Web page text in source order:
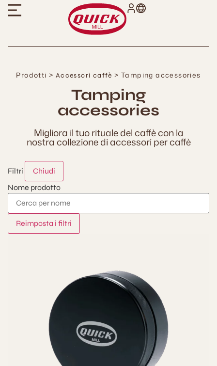
Prodotti > Accessori caffè > Tamping accessories
Tamping
accessories
Migliora il tuo rituale del caffè con la
nostra collezione di accessori per caffè
Filtri
Chiudi
Nome prodotto
Reimposta i filtri